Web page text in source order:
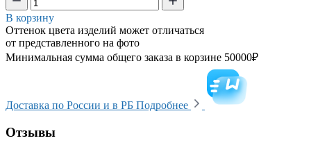
В корзину
Оттенок цвета изделий может отличаться
от представленного на фото
Минимальная сумма общего заказа в корзине 50000₽
Доставка по России и в РБ Подробнее
Отзывы